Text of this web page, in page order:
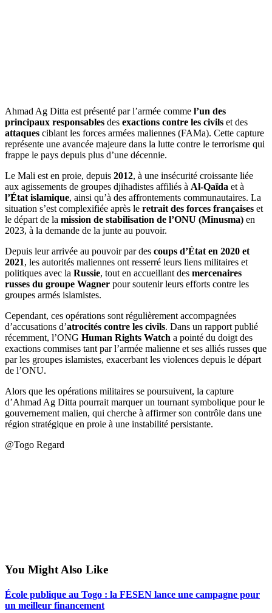
Ahmad Ag Ditta est présenté par l’armée comme l’un des
principaux responsables des exactions contre les civils et des
attaques ciblant les forces armées maliennes (FAMa). Cette capture
représente une avancée majeure dans la lutte contre le terrorisme qui
frappe le pays depuis plus d’une décennie.
Le Mali est en proie, depuis 2012, à une insécurité croissante liée
aux agissements de groupes djihadistes affiliés à Al-Qaïda et à
l’État islamique, ainsi qu’à des affrontements communautaires. La
situation s’est complexifiée après le retrait des forces françaises et
le départ de la mission de stabilisation de l’ONU (Minusma) en
2023, à la demande de la junte au pouvoir.
Depuis leur arrivée au pouvoir par des coups d’État en 2020 et
2021, les autorités maliennes ont resserré leurs liens militaires et
politiques avec la Russie, tout en accueillant des mercenaires
russes du groupe Wagner pour soutenir leurs efforts contre les
groupes armés islamistes.
Cependant, ces opérations sont régulièrement accompagnées
d’accusations d’atrocités contre les civils. Dans un rapport publié
récemment, l’ONG Human Rights Watch a pointé du doigt des
exactions commises tant par l’armée malienne et ses alliés russes que
par les groupes islamistes, exacerbant les violences depuis le départ
de l’ONU.
Alors que les opérations militaires se poursuivent, la capture
d’Ahmad Ag Ditta pourrait marquer un tournant symbolique pour le
gouvernement malien, qui cherche à affirmer son contrôle dans une
région stratégique en proie à une instabilité persistante.
@Togo Regard
You Might Also Like
École publique au Togo : la FESEN lance une campagne pour
un meilleur financement